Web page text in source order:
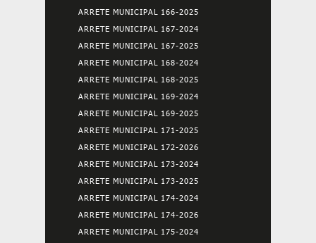
ARRETE MUNICIPAL 166-2025
ARRETE MUNICIPAL 167-2024
ARRETE MUNICIPAL 167-2025
ARRETE MUNICIPAL 168-2024
ARRETE MUNICIPAL 168-2025
ARRETE MUNICIPAL 169-2024
ARRETE MUNICIPAL 169-2025
ARRETE MUNICIPAL 171-2025
ARRETE MUNICIPAL 172-2026
ARRETE MUNICIPAL 173-2024
ARRETE MUNICIPAL 173-2025
ARRETE MUNICIPAL 174-2024
ARRETE MUNICIPAL 174-2026
ARRETE MUNICIPAL 175-2024